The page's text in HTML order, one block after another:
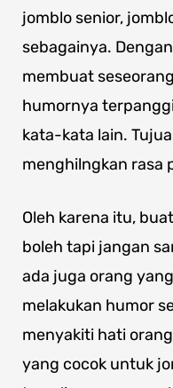
jomblo senior,
sebagainya.
membuat
humornya
kata-kata lain.
menghilngkan rasa
Oleh karena itu,
boleh tapi jangan
ada juga orang
melakukan humor
menyakiti hati
yang cocok untuk